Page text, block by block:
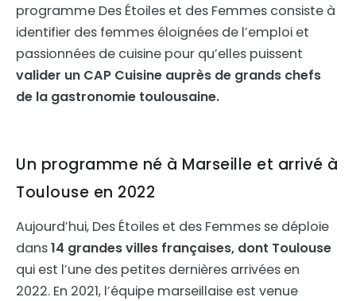
programme Des Étoiles et des Femmes consiste à
identifier des femmes éloignées de l’emploi et
passionnées de cuisine pour qu’elles puissent
valider un CAP Cuisine auprès de grands chefs
de la gastronomie toulousaine.
Un programme né à Marseille et arrivé à
Toulouse en 2022
Aujourd’hui, Des Étoiles et des Femmes se déploie
dans14 grandes villes françaises, dont Toulouse
qui est l’une des petites dernières arrivées en
2022. En 2021, l’équipe marseillaise est venue